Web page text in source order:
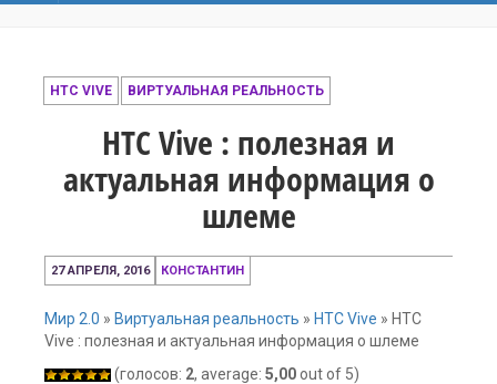
HTC VIVE ВИРТУАЛЬНАЯ РЕАЛЬНОСТЬ
HTC Vive : полезная и
актуальная информация о
шлеме
27 АПРЕЛЯ, 2016
4
декабря,
КОНСТАНТИН
Мир 2.0 » Виртуальная реальность » HTC Vive » HTC
Vive : полезная и актуальная информация о шлеме
(голосов: 2, average: 5,00out of 5)